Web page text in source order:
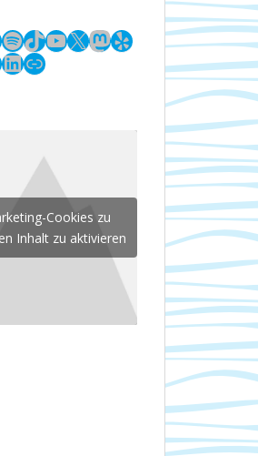
Spotify
TikTok
YouTube
X Mastodon
Yelp
LinkedIn
Link
Cookies zu
Inhalt zu aktivieren